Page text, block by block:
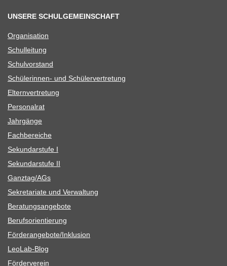
UNSERE SCHULGEMEINSCHAFT
Orga­ni­sa­tion
Schul­lei­tung
Schul­vor­stand
Schü­le­rin­nen- und Schülervertretung
Eltern­ver­tre­tung
Per­so­nal­rat
Jahr­gänge
Fach­be­rei­che
Sekun­dar­stufe I
Sekun­dar­stufe II
Ganztag/​​AGs
Sekre­ta­riate und Verwaltung
Bera­tungs­an­ge­bote
Berufs­ori­en­tie­rung
Förderangebote/​​Inklusion
Leo­Lab-Blog
För­der­ver­ein